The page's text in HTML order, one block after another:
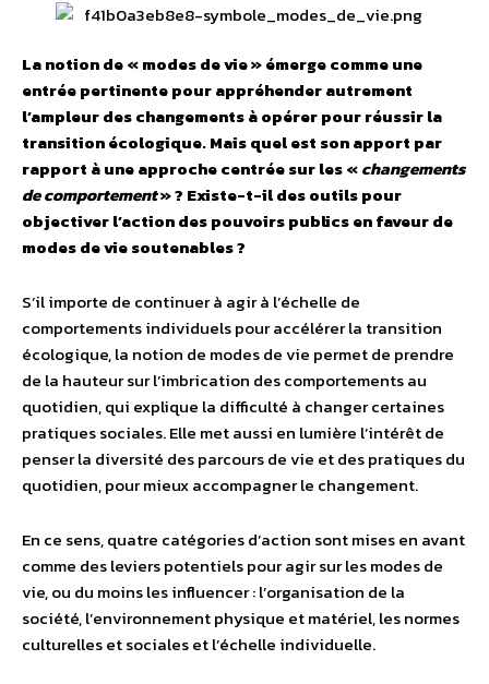
La notion de « modes de vie » émerge comme une
entrée pertinente pour appréhender autrement
l’ampleur des changements à opérer pour réussir la
transition écologique. Mais quel est son apport par
rapport à une approche centrée sur les «changements
de comportement» ? Existe-t-il des outils pour
objectiver l’action des pouvoirs publics en faveur de
modes de vie soutenables ?
S’il importe de continuer à agir à l’échelle de
comportements individuels pour accélérer la transition
écologique, la notion de modes de vie permet de prendre
de la hauteur sur l’imbrication des comportements au
quotidien, qui explique la difficulté à changer certaines
pratiques sociales. Elle met aussi en lumière l’intérêt de
penser la diversité des parcours de vie et des pratiques du
quotidien, pour mieux accompagner le changement.
En ce sens, quatre catégories d’action sont mises en avant
comme des leviers potentiels pour agir sur les modes de
vie, ou du moins les influencer : l’organisation de la
société, l’environnement physique et matériel, les normes
culturelles et sociales et l’échelle individuelle.